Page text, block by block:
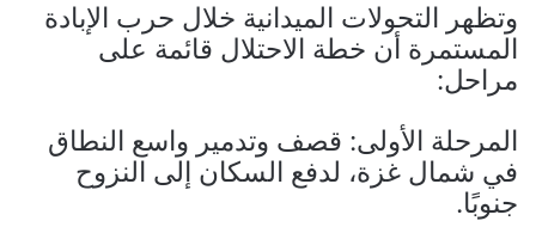
وتظهر التحولات الميدانية خلال حرب الإبادة
المستمرة أن خطة الاحتلال قائمة على
مراحل:
المرحلة الأولى: قصف وتدمير واسع النطاق
في شمال غزة، لدفع السكان إلى النزوح
جنوبًا.